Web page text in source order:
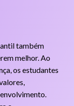
também
melhor. Ao
os estudantes